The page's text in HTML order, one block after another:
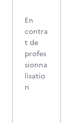
En
contra
t de
profes
sionna
lisatio
n